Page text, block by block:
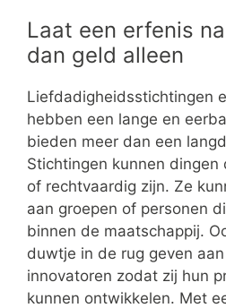
Laat een erfenis
dan geld alleen
Liefdadigheidsstichtingen
hebben een lange en
bieden meer dan een
Stichtingen kunnen dingen
of rechtvaardig zijn. Ze
aan groepen of personen
binnen de maatschappij.
duwtje in de rug geven
innovatoren zodat zij hun
kunnen ontwikkelen. Met